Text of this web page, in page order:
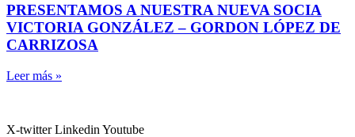
PRESENTAMOS A NUESTRA NUEVA SOCIA
VICTORIA GONZÁLEZ – GORDON LÓPEZ DE
CARRIZOSA
Leer más »
X-twitter Linkedin Youtube